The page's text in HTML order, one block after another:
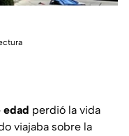
edad perdió la vida
viajaba sobre la